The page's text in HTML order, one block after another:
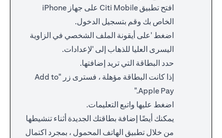
افتح تطبيق Citi Mobile على جهاز iPhone
الخاص بك وقم بتسجيل الدخول.
اضغط 'على أيقونة الملف الشخصي في الزاوية
اليسرى العليا للذهاب إلى 'لإعدادات.
حدد البطاقة التي تريد إضافتها.
إذا كانت البطاقة مؤهلة ، فسترى زر "Add to
Apple Pay."
اضغط عليها واتبع التعليمات.
يمكنك أيضًا إضافة بطاقتك الجديدة أثناء تنشيطها
من خلال تطبيق الهاتف المحمول ، بمجرد اكتمال